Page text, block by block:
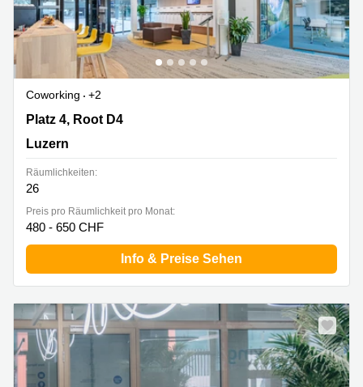
Coworking
+2
Platz 4, Root D4, Luzern
Platz 4, Root D4
Luzern
Räumlichkeiten:
26
Preis pro Räumlichkeit pro Monat:
480 - 650 CHF
Info & Preise Sehen